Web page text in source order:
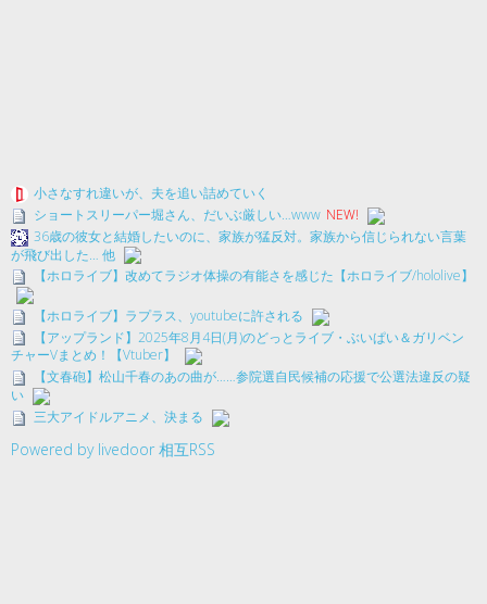
小さなすれ違いが、夫を追い詰めていく
ショートスリーパー堀さん、だいぶ厳しい…www NEW!
36歳の彼女と結婚したいのに、家族が猛反対。家族から信じられない言葉
が飛び出した… 他
【ホロライブ】改めてラジオ体操の有能さを感じた【ホロライブ/hololive】
【ホロライブ】ラプラス、youtubeに許される
【アップランド】2025年8月4日(月)のどっとライブ・ぶいぱい＆ガリベン
チャーVまとめ！【Vtuber】
【文春砲】松山千春のあの曲が……参院選自民候補の応援で公選法違反の疑
い
三大アイドルアニメ、決まる
Powered by livedoor 相互RSS